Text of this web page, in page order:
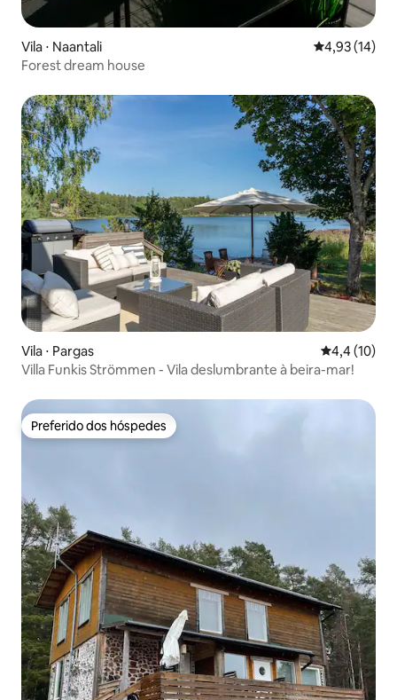
Vila ⋅ Naantali 4,93 de uma
4,93 (14)
Forest dream house
Vila ⋅ Pargas 4,4 de uma
4,4 (10)
Villa Funkis Strömmen - Vila deslumbrante à beira-mar!
Preferido dos hóspedes
Preferido dos hóspedes